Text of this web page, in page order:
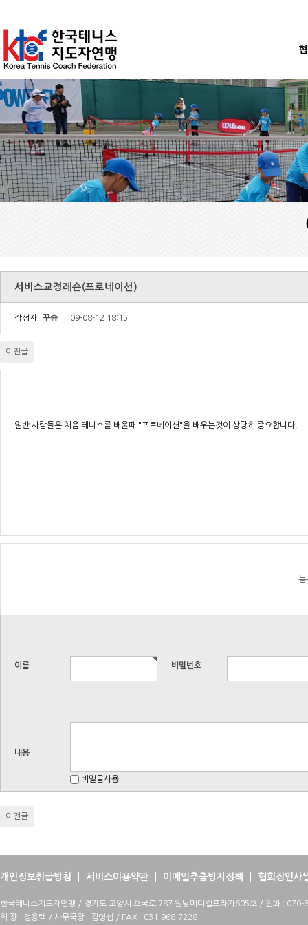
서비스교정레슨(프로네이션)
작성자 꾸숑 09-08-12 18:15
이전글
일반 사람들은 처음 테니스를 배울때 "프로네이션"을 배우는것이 상당히 중요합니다.
이름 비밀번호
내용
비밀글사용
이전글
개인정보취급방침 서비스이용약관 이메일추출방지정책 협회장인사
한국테니스지도자연맹 / 경기도 고양시 호국로 787 원당메디컬프라자605호 / 전화 :
회 장 : 정용택 / 사무국장 : 김영섭 / FAX : 031-968-7228